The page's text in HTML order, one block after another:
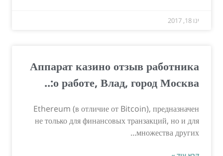
ינו 18, 2017
Аппарат казино отзыв работника
о работе, Влад, город Москва:..
Ethereum (в отличие от Bitcoin), предназначен
не только для финансовых транзакций, но и для
множества других...